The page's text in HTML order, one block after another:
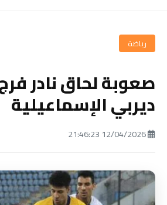
رياضة
صعوبة لحاق نادر
ديربي الإسماعيلية